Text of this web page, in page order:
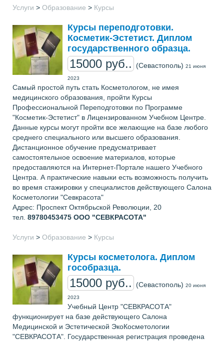
Услуги > Образование > Курсы
Курсы переподготовки.
Косметик-Эстетист. Диплом
государственного образца.
15000 руб.. (Севастополь) 21 июня
2023
Самый простой путь стать Косметологом, не имея
медицинского образования, пройти Курсы
Профессиональной Переподготовки по Программе
"Косметик-Эстетист" в Лицензированном Учебном Центре.
Данные курсы могут пройти все желающие на базе любого
среднего специального или высшего образования.
Дистанционное обучение предусматривает
самостоятельное освоение материалов, которые
предоставляются на Интернет-Портале нашего Учебного
Центра. А практические навыки есть возможность получить
во время стажировки у специалистов действующего Салона
Косметологии "Севкрасота"
Адрес: Проспект Октябрьской Революции, 20
тел. 89780453475 ООО "СЕВКРАСОТА"
Услуги > Образование > Курсы
Курсы косметолога. Диплом
гособразца.
15000 руб.. (Севастополь) 20 июня
2023
Учебный Центр "СЕВКРАСОТА"
функционирует на базе действующего Салона
Медицинской и Эстетической ЭкоКосметологии
"СЕВКРАСОТА". Государственная регистрация проведена